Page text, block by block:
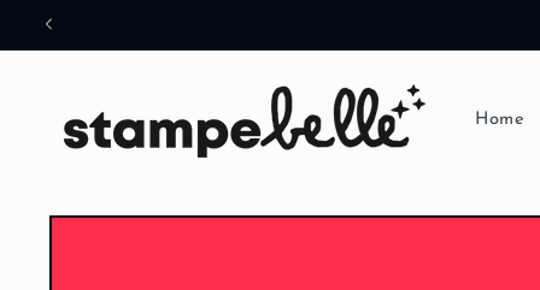
Skip to
Home
Skip to